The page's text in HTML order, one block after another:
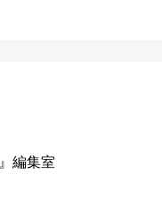
編集室